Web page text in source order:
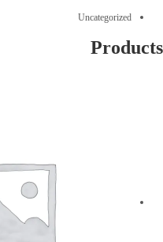
Uncategorized
Products